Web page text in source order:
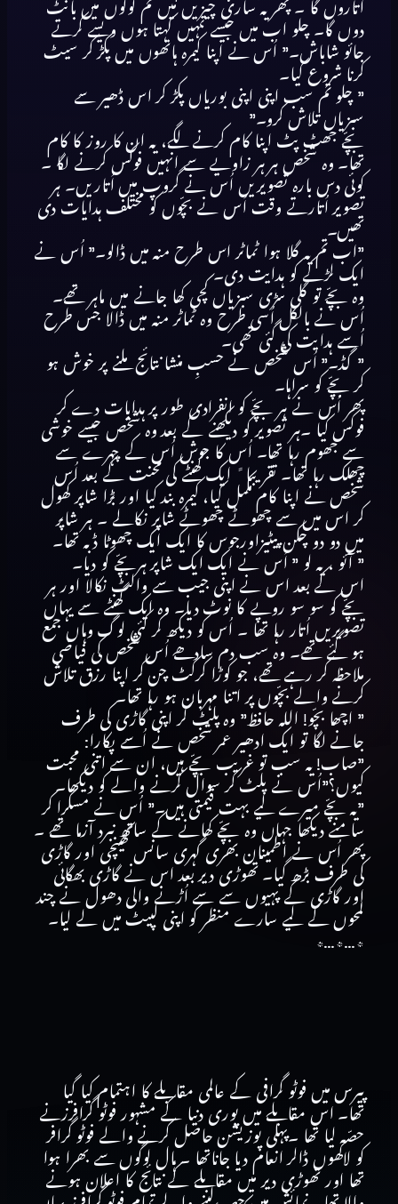
اُتاروں گا ۔ پھر یہ ساری چیزیں میں تم لوگوں میں بانٹ
دوں گا۔ چلو اب میں جیسے تمہیں کہتا ہوں ویسے کرتے
جائو شاباش۔” اُس نے اپنا کیمرہ ہاتھوں میں پکڑ کر سیٹ
کرنا شروع کیا۔
” چلو تم سب اپنی اپنی بوریاں پکڑ کر اس ڈھیر سے
سبزیاں تلاش کرو۔”
بچّے جھٹ پٹ اپنا کام کرنے لگے، یہ ان کا روز کا کام
تھا۔ وہ شخص ہر ہر زاویے سے انہیں فوکس کرنے لگا ۔
کوئی دس بارہ تصویریں اُس نے گروپ میں اُتاریں۔ ہر
تصویر اُتارتے وقت اُس نے بچّوں کو مختلف ہدایات دی
تھیں۔
”اب تم یہ گلا ہوا ٹماٹر اس طرح منہ میں ڈالو۔” اُس نے
ایک لڑکے کو ہدایت دی۔
وہ بچّے تو گلی سڑی سبزیاں کچی کھا جانے میں ماہر تھے۔
اُس نے بالکل اُسی طرح وہ ٹماٹر منہ میں ڈالا جس طرح
اُسے ہدایت کی گئی تھی۔
”گڈ۔” اُس شخص نے حسبِ منشا نتائج ملنے پر خوش ہو
کر بچّے کو سراہا۔
پھر اُس نے ہر بچّے کو انفرادی طور پر ہدایات دے کر
فوکس کیا ۔ہر تصویر کو دیکھنے کے بعد وہ شخص جیسے خوشی
سے جھوم رہا تھا۔ اُس کا جوش اُس کے چہرے سے
چھلک رہا تھا۔ تقریبا ً ایک گھنٹے کی محنت کے بعد اُس
شخص نے اپنا کام مکمل کیا، کیمرہ بند کیا اور بڑا شاپر کھول
کر اس میں سے چھوٹے چھوٹے شاپر نکالے ۔ ہر شاپر
میں دو دو چکن پیٹیزاورجوس کا ایک ایک چھوٹا ڈبہ تھا۔
” آئو ، یہ لو ” اُس نے ایک ایک شاپر ہربچّے کو دیا۔
اس کے بعد اس نے اپنی جیب سے والٹ نکالا اور ہر
بچّے کو سو سو روپے کا نوٹ دیا۔ وہ ایک گھنٹے سے یہاں
تصویریں اُتار رہا تھا ۔ اُس کو دیکھ کر کئی لوگ وہاں جمع
ہو گئے تھے۔ وہ سب دم سادھے اُس شخص کی فیاضی
ملاحظہ کر رہے تھے، جو کوڑا کرکٹ چن کر اپنا رزق تلاش
کرنے والے بچّوں پر اتنا مہربان ہو رہا تھا۔
” اچھا بچّو! اللہ حافظ” وہ پلٹ کر اپنی گاڑی کی طرف
جانے لگا تو ایک ادھیر عمر شخص نے اُسے پکارا:
”صاب! یہ سب تو غریب بچّے ہیں، ان سے اتنی محبت
کیوں؟”اُس نے پلٹ کر سوال کرنے والے کو دیکھا۔
”یہ بچّے میرے لیے بہت قیمتی ہیں۔” اُس نے مسکرا کر
سامنے دیکھا جہاں وہ بچّے کھانے کے ساتھ نبرد آزما تھے ۔
پھر اُس نے اطمینان بھری گہری سانس کھینچی اور گاڑی
کی طرف بڑھ گیا۔ تھوڑی دیر بعد اس نے گاڑی بھگائی
اور گاڑی کے پہیوں سے سے اُڑنے والی دھول نے چند
لمحوں کے لیے سارے منظر کو اپنی لپیٹ میں لے لیا۔
٭…٭…٭
پیرس میں فوٹو گرافی کے عالمی مقابلے کا اہتمام کیا گیا
تھا۔ اس مقابلے میں پوری دنیا کے مشہور فوٹو گرافرزنے
حصّہ لیا تھا ۔پہلی پوزیشن حاصل کرنے والے فوٹو گرافر
کو لاکھوں ڈالر انعام دیا جاناتھا ۔ ہال لوگوں سے بھرا ہوا
تھا اور تھوڑی دیر میں مقابلے کے نتائج کا اعلان ہونے